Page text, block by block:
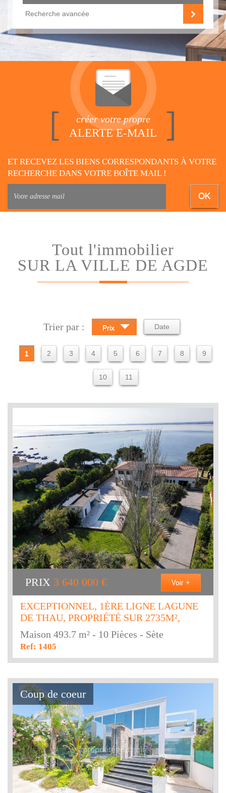
Recherche avancée
créer votre propre
ALERTE E-MAIL
ET RECEVEZ LES BIENS CORRESPONDANTS À VOTRE
RECHERCHE DANS VOTRE BOÎTE MAIL !
OK
Tout l'immobilier
SUR LA VILLE DE AGDE
Trier par : Prix Date
1 2 3 4 5 6 7 8 9
10 11
PRIX 3 640 000 € Voir +
EXCEPTIONNEL, 1ÈRE LIGNE LAGUNE
DE THAU, PROPRIÉTÉ SUR 2735M²,
Maison 493.7 m² - 10 Pièces - Sète
Ref: 1405
Coup de coeur